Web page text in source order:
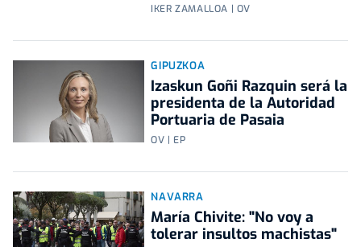
IKER ZAMALLOA | OV
GIPUZKOA
Izaskun Goñi Razquin será la
presidenta de la Autoridad
Portuaria de Pasaia
OV | EP
NAVARRA
María Chivite: "No voy a
tolerar insultos machistas"